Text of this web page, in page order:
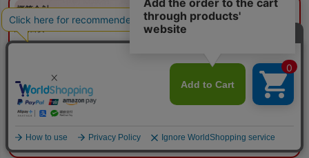
概算合計 ¥0 閉じる
—
印刷サイズ：
—
—
オプション：特殊インクを使用しない
本体代： ¥0 印刷代：¥0
オプション代：¥0
そもそも「版代」ってなに？
印刷方法ごとの必要な版数
版は使いまわせます